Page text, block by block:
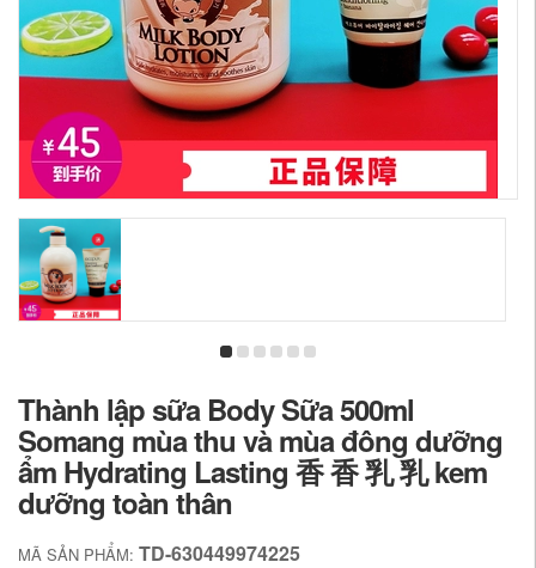
Thành lập sữa Body Sữa 500ml
Somang mùa thu và mùa đông dưỡng
ẩm Hydrating Lasting 香 香 乳 乳 kem
dưỡng toàn thân
MÃ SẢN PHẨM: TD-630449974225